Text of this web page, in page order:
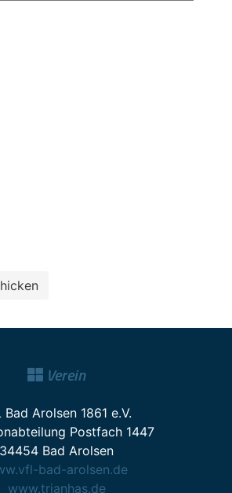
Verein
Bad Arolsen 1861 e.V.
Postfach 1447
34454 Bad Arolsen
bad-arolsen.de
www.trianhas.de